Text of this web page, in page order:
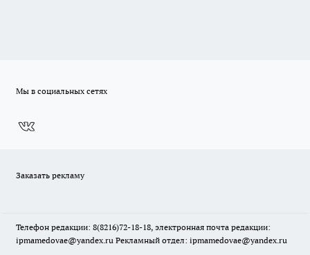
Мы в социальных сетях
Заказать рекламу
Телефон редакции: 8(8216)72-18-18, электронная почта редакции:
ipmamedovae@yandex.ru Рекламный отдел: ipmamedovae@yandex.ru